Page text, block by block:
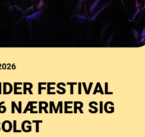
FESTIVAL
NÆRMER SIG